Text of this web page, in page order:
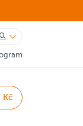
a omáčky
Kč